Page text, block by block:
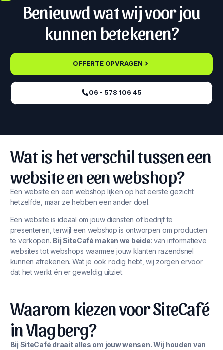
Benieuwd wat wij voor jou
kunnen betekenen?
OFFERTE OPVRAGEN
06 - 578 106 45‬
Wat is het verschil tussen een
website en een webshop?
Een website en een webshop lijken op het eerste gezicht
hetzelfde, maar ze hebben een ander doel.
Een website is ideaal om jouw diensten of bedrijf te
presenteren, terwijl een webshop is ontworpen om producten
te verkopen. Bij SiteCafé maken we beide: van informatieve
websites tot webshops waarmee jouw klanten razendsnel
kunnen afrekenen. Wat je ook nodig hebt, wij zorgen ervoor
dat het werkt én er geweldig uitziet.
Waarom kiezen voor SiteCafé
in Vlagberg?
Bij SiteCafé draait alles om jouw wensen. Wij houden van